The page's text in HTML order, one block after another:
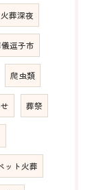
葬深夜
逗子市
爬虫類
葬祭
ット火葬